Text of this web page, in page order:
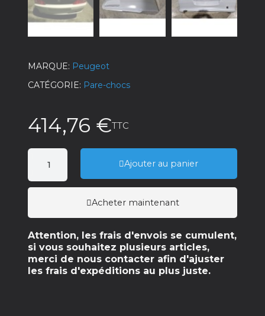
MARQUE
Peugeot
CATÉGORIE
Pare-chocs
414,76 €TTC
Ajouter au panier
Acheter maintenant
Attention, les frais d'envois se cumulent,
si vous souhaitez plusieurs articles,
merci de nous contacter afin d'ajuster
les frais d'expéditions au plus juste.